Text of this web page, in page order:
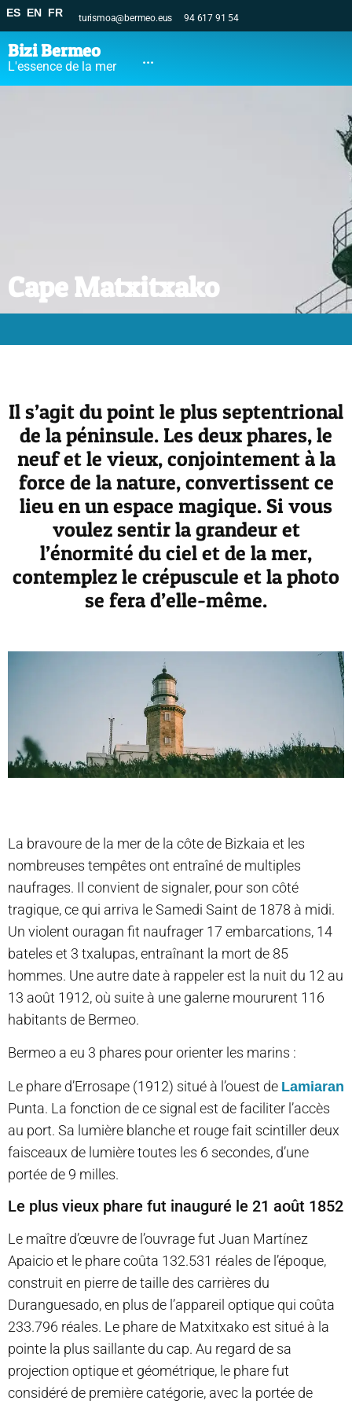
ES EN FR turismoa@bermeo.eus 94 617 91 54
Bizi Bermeo
L'essence de la mer ...
Cape Matxitxako
Il s’agit du point le plus septentrional
de la péninsule. Les deux phares, le
neuf et le vieux, conjointement à la
force de la nature, convertissent ce
lieu en un espace magique. Si vous
voulez sentir la grandeur et
l’énormité du ciel et de la mer,
contemplez le crépuscule et la photo
se fera d’elle-même.
La bravoure de la mer de la côte de Bizkaia et les
nombreuses tempêtes ont entraîné de multiples
naufrages. Il convient de signaler, pour son côté
tragique, ce qui arriva le Samedi Saint de 1878 à midi.
Un violent ouragan fit naufrager 17 embarcations, 14
bateles et 3 txalupas, entraînant la mort de 85
hommes. Une autre date à rappeler est la nuit du 12 au
13 août 1912, où suite à une galerne moururent 116
habitants de Bermeo.
​Bermeo a eu 3 phares pour orienter les marins :
Le phare d’Errosape (1912) situé à l’ouest de Lamiaran
Punta. La fonction de ce signal est de faciliter l’accès
au port. Sa lumière blanche et rouge fait scintiller deux
faisceaux de lumière toutes les 6 secondes, d’une
portée de 9 milles.
​Le plus vieux phare fut inauguré le 21 août 1852
​Le maître d’œuvre de l’ouvrage fut Juan Martínez
Apaicio et le phare coûta 132.531 réales de l’époque,
construit en pierre de taille des carrières du
Duranguesado, en plus de l’appareil optique qui coûta
233.796 réales. Le phare de Matxitxako est situé à la
pointe la plus saillante du cap. Au regard de sa
projection optique et géométrique, le phare fut
considéré de première catégorie, avec la portée de